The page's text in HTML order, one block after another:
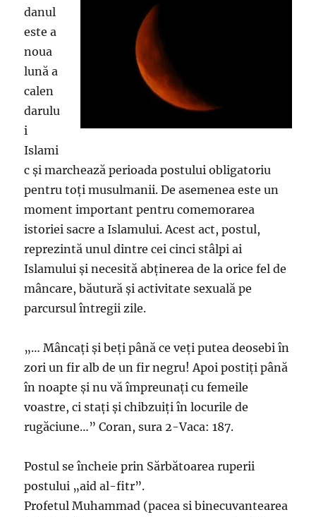
danul
este a
noua
lună a
calen
darulu
i
Islami
c și marchează perioada postului obligatoriu
pentru toți musulmanii. De asemenea este un
moment important pentru comemorarea
istoriei sacre a Islamului. Acest act, postul,
reprezintă unul dintre cei cinci stâlpi ai
Islamului și necesită abținerea de la orice fel de
mâncare, băutură și activitate sexuală pe
parcursul întregii zile.
„… Mâncați și beți până ce veți putea deosebi în
zori un fir alb de un fir negru! Apoi postiți până
în noapte și nu vă împreunați cu femeile
voastre, ci stați și chibzuiți în locurile de
rugăciune…” Coran, sura 2-Vaca: 187.
Postul se încheie prin Sărbătoarea ruperii
postului „aid al-fitr”.
Profetul Muhammad (pacea si binecuvantearea